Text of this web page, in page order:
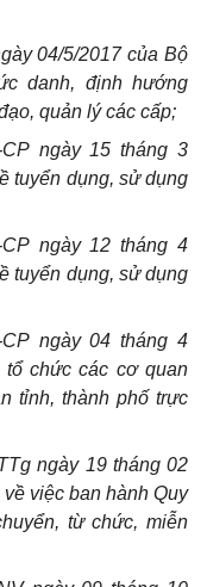
04/5/2017 của Bộ
danh, định hướng
quản lý các cấp;
ngày 15 tháng 3
tuyển dụng, sử dụng
ngày 12 tháng 4
tuyển dụng, sử dụng
ngày 04 tháng 4
tổ chức các cơ quan
tỉnh, thành phố trực
ngày 19 tháng 02
việc ban hành Quy
từ chức, miễn